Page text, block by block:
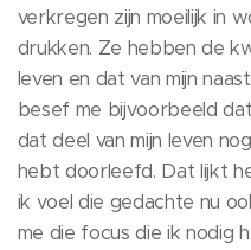
verkregen zijn moeilijk in
drukken. Ze hebben de
leven en dat van mijn
besef me bijvoorbeeld
dat deel van mijn leven
hebt doorleefd. Dat lijkt
ik voel die gedachte nu
me die focus die ik nodig